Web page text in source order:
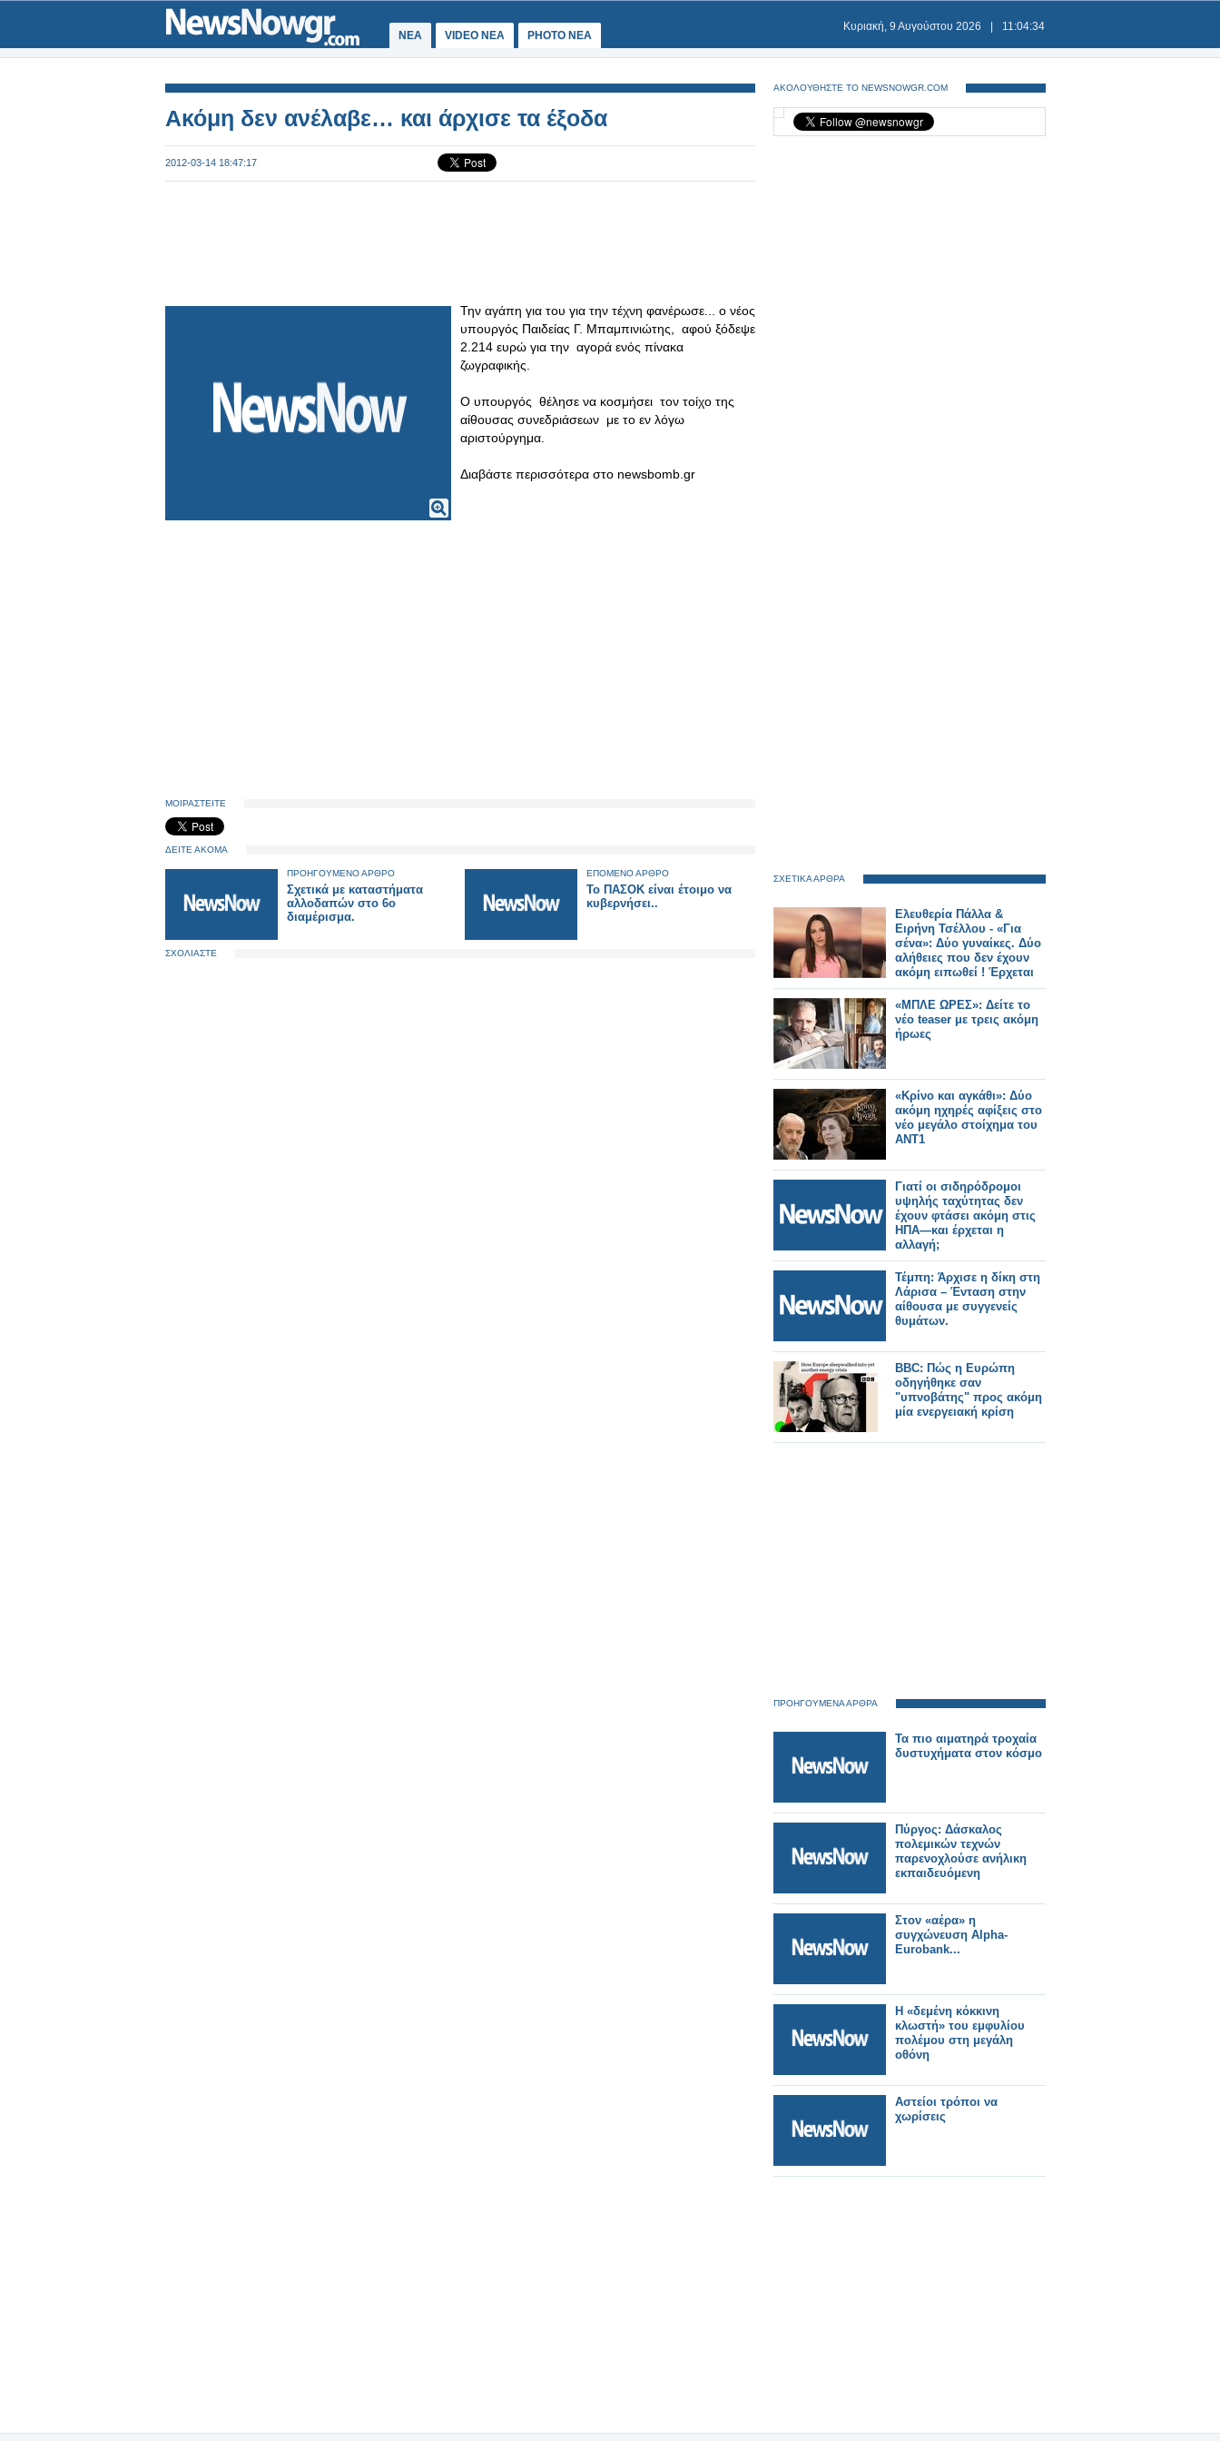
ΝΕΑ VIDEO NEA PHOTO NEA
Κυριακή, 9 Αυγούστου 2026 11:04:34
Ακόμη δεν ανέλαβε… και άρχισε τα έξοδα
2012-03-14 18:47:17
Την αγάπη για του για την τέχνη φανέρωσε... ο νέος
υπουργός Παιδείας Γ. Μπαμπινιώτης, αφού ξόδεψε
2.214 ευρώ για την αγορά ενός πίνακα
ζωγραφικής.
Ο υπουργός θέλησε να κοσμήσει τον τοίχο της
αίθουσας συνεδριάσεων με το εν λόγω
αριστούργημα.
Διαβάστε περισσότερα στο newsbomb.gr
ΜΟΙΡΑΣΤΕΙΤΕ
ΔΕΙΤΕ ΑΚΟΜΑ
ΠΡΟΗΓΟΥΜΕΝΟ ΑΡΘΡΟ
Σχετικά με καταστήματα
αλλοδαπών στο 6ο
διαμέρισμα.
ΕΠΟΜΕΝΟ ΑΡΘΡΟ
To ΠΑΣΟΚ είναι έτοιμο να
κυβερνήσει..
ΣΧΟΛΙΑΣΤΕ
ΑΚΟΛΟΥΘΗΣΤΕ ΤΟ NEWSNOWGR.COM
ΣΧΕΤΙΚΑ ΑΡΘΡΑ
Ελευθερία Πάλλα &
Ειρήνη Τσέλλου - «Για
σένα»: Δύο γυναίκες. Δύο
αλήθειες που δεν έχουν
ακόμη ειπωθεί ! Έρχεται
στον Alpha!
«ΜΠΛΕ ΩΡΕΣ»: Δείτε το
νέο teaser με τρεις ακόμη
ήρωες
«Κρίνο και αγκάθι»: Δύο
ακόμη ηχηρές αφίξεις στο
νέο μεγάλο στοίχημα του
ΑΝΤ1
Γιατί οι σιδηρόδρομοι
υψηλής ταχύτητας δεν
έχουν φτάσει ακόμη στις
ΗΠΑ—και έρχεται η
αλλαγή;
Τέμπη: Άρχισε η δίκη στη
Λάρισα – Ένταση στην
αίθουσα με συγγενείς
θυμάτων.
BBC: Πώς η Ευρώπη
οδηγήθηκε σαν
"υπνοβάτης" προς ακόμη
μία ενεργειακή κρίση
ΠΡΟΗΓΟΥΜΕΝΑ ΑΡΘΡΑ
Τα πιο αιματηρά τροχαία
δυστυχήματα στον κόσμο
Πύργος: Δάσκαλος
πολεμικών τεχνών
παρενοχλούσε ανήλικη
εκπαιδευόμενη
Στον «αέρα» η
συγχώνευση Alpha-
Eurobank...
Η «δεμένη κόκκινη
κλωστή» του εμφυλίου
πολέμου στη μεγάλη
οθόνη
Αστείοι τρόποι να
χωρίσεις